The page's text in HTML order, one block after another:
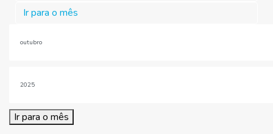
Ir para o mês
Ir para o mês